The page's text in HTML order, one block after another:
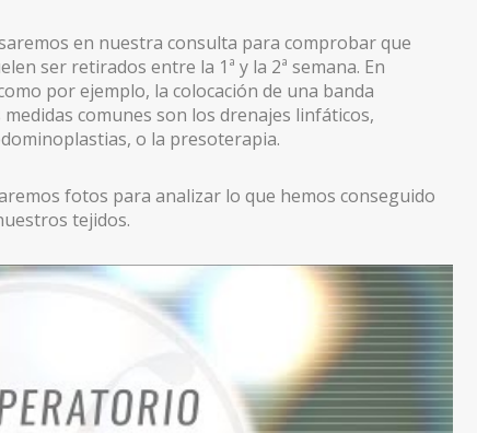
en nuestra consulta para comprobar que
ser retirados entre la 1ª y la 2ª semana. En
por ejemplo, la colocación de una banda
comunes son los drenajes linfáticos,
o la presoterapia.
fotos para analizar lo que hemos conseguido
tejidos.